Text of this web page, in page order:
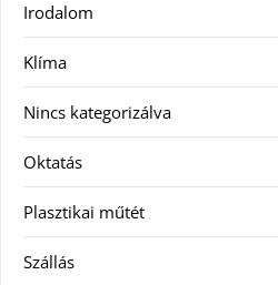
Irodalom
Klíma
Nincs kategorizálva
Oktatás
Plasztikai műtét
Szállás